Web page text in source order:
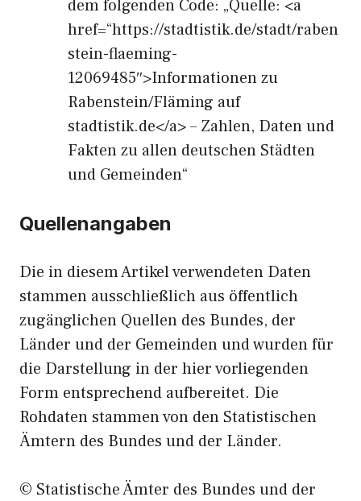
dem folgenden Code: „Quelle: <a
href=“https://stadtistik.de/stadt/raben
stein-flaeming-
12069485″>Informationen zu
Rabenstein/Fläming auf
stadtistik.de</a> – Zahlen, Daten und
Fakten zu allen deutschen Städten
und Gemeinden“
Quellenangaben
Die in diesem Artikel verwendeten Daten
stammen ausschließlich aus öffentlich
zugänglichen Quellen des Bundes, der
Länder und der Gemeinden und wurden für
die Darstellung in der hier vorliegenden
Form entsprechend aufbereitet. Die
Rohdaten stammen von den Statistischen
Ämtern des Bundes und der Länder.
© Statistische Ämter des Bundes und der